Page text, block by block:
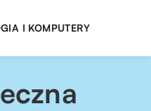
I KOMPUTERY